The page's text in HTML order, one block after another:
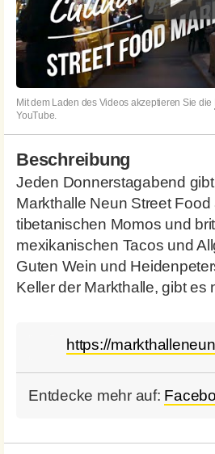
Mit dem Laden des Videos akzeptieren Sie die
YouTube.
Beschreibung
Jeden Donnerstagabend
Markthalle Neun Street Food
tibetanischen Momos und
mexikanischen Tacos und
Guten Wein und
Keller der Markthalle, gibt es
https://markthalleneun.de/
Entdecke mehr auf: